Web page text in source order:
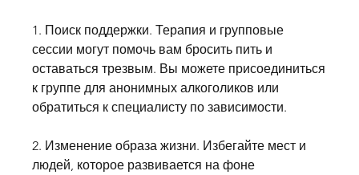
1. Поиск поддержки. Терапия и групповые
сессии могут помочь вам бросить пить и
оставаться трезвым. Вы можете присоединиться
к группе для анонимных алкоголиков или
обратиться к специалисту по зависимости.
2. Изменение образа жизни. Избегайте мест и
людей, которое развивается на фоне